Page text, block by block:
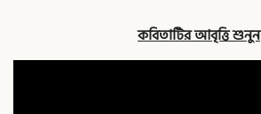
কবিতাটির আবৃত্তি শুনুন